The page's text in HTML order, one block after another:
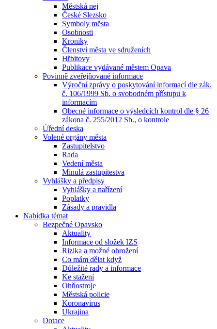
Městská nej
České Slezsko
Symboly města
Osobnosti
Kroniky
Členství města ve sdruženích
Hřbitovy
Publikace vydávané městem Opava
Povinně zveřejňované informace
Výroční zprávy o poskytování informací dle zák.
č. 106/1999 Sb. o svobodném přístupu k
informacím
Obecné informace o výsledcích kontrol dle § 26
zákona č. 255/2012 Sb., o kontrole
Úřední deska
Volené orgány města
Zastupitelstvo
Rada
Vedení města
Minulá zastupitestva
Vyhlášky a předpisy
Vyhlášky a nařízení
Poplatky
Zásady a pravidla
Nabídka témat
Bezpečné Opavsko
Aktuality
Informace od složek IZS
Rizika a možné ohrožení
Co mám dělat když
Důležité rady a informace
Ke stažení
Ohňostroje
Městská policie
Koronavirus
Ukrajina
Dotace